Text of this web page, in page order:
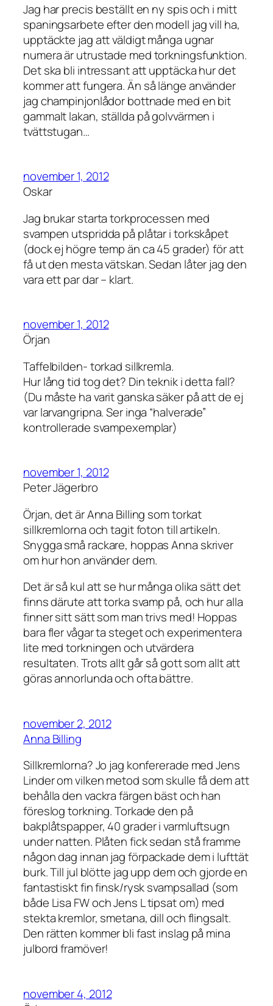
Jag har precis beställt en ny spis och i mitt
spaningsarbete efter den modell jag vill ha,
upptäckte jag att väldigt många ugnar
numera är utrustade med torkningsfunktion.
Det ska bli intressant att upptäcka hur det
kommer att fungera. Än så länge använder
jag champinjonlådor bottnade med en bit
gammalt lakan, ställda på golvvärmen i
tvättstugan…
november 1, 2012
Oskar
Jag brukar starta torkprocessen med
svampen utspridda på plåtar i torkskåpet
(dock ej högre temp än ca 45 grader) för att
få ut den mesta vätskan. Sedan låter jag den
vara ett par dar – klart.
november 1, 2012
Örjan
Taffelbilden- torkad sillkremla.
Hur lång tid tog det? Din teknik i detta fall?
(Du måste ha varit ganska säker på att de ej
var larvangripna. Ser inga “halverade”
kontrollerade svampexemplar)
november 1, 2012
Peter Jägerbro
Örjan, det är Anna Billing som torkat
sillkremlorna och tagit foton till artikeln.
Snygga små rackare, hoppas Anna skriver
om hur hon använder dem.
Det är så kul att se hur många olika sätt det
finns därute att torka svamp på, och hur alla
finner sitt sätt som man trivs med! Hoppas
bara fler vågar ta steget och experimentera
lite med torkningen och utvärdera
resultaten. Trots allt går så gott som allt att
göras annorlunda och ofta bättre.
november 2, 2012
Anna Billing
Sillkremlorna? Jo jag konfererade med Jens
Linder om vilken metod som skulle få dem att
behålla den vackra färgen bäst och han
föreslog torkning. Torkade den på
bakplåtspapper, 40 grader i varmluftsugn
under natten. Plåten fick sedan stå framme
någon dag innan jag förpackade dem i lufttät
burk. Till jul blötte jag upp dem och gjorde en
fantastiskt fin finsk/rysk svampsallad (som
både Lisa FW och Jens L tipsat om) med
stekta kremlor, smetana, dill och flingsalt.
Den rätten kommer bli fast inslag på mina
julbord framöver!
november 4, 2012